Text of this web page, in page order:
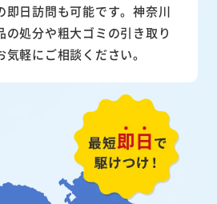
即日訪問も可能です。神奈川
の処分や粗大ゴミの引き取り
軽にご相談ください。